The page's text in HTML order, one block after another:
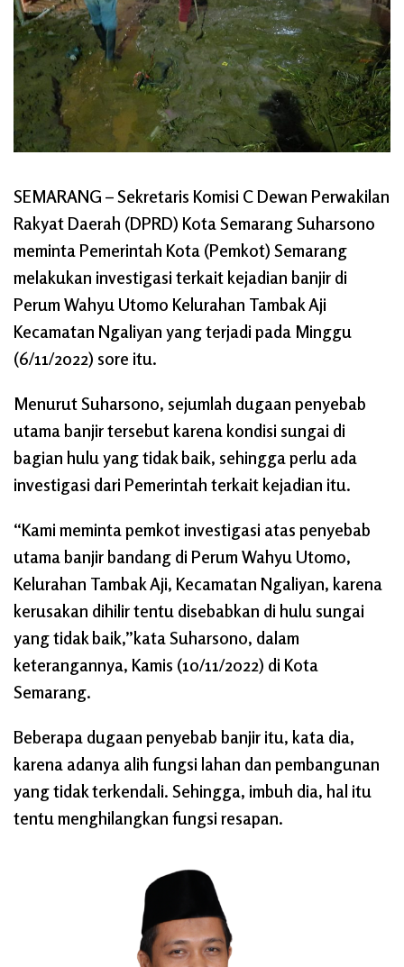
SEMARANG – Sekretaris Komisi C Dewan Perwakilan
Rakyat Daerah (DPRD) Kota Semarang Suharsono
meminta Pemerintah Kota (Pemkot) Semarang
melakukan investigasi terkait kejadian banjir di
Perum Wahyu Utomo Kelurahan Tambak Aji
Kecamatan Ngaliyan yang terjadi pada Minggu
(6/11/2022) sore itu.
Menurut Suharsono, sejumlah dugaan penyebab
utama banjir tersebut karena kondisi sungai di
bagian hulu yang tidak baik, sehingga perlu ada
investigasi dari Pemerintah terkait kejadian itu.
“Kami meminta pemkot investigasi atas penyebab
utama banjir bandang di Perum Wahyu Utomo,
Kelurahan Tambak Aji, Kecamatan Ngaliyan, karena
kerusakan dihilir tentu disebabkan di hulu sungai
yang tidak baik,”kata Suharsono, dalam
keterangannya, Kamis (10/11/2022) di Kota
Semarang.
Beberapa dugaan penyebab banjir itu, kata dia,
karena adanya alih fungsi lahan dan pembangunan
yang tidak terkendali. Sehingga, imbuh dia, hal itu
tentu menghilangkan fungsi resapan.